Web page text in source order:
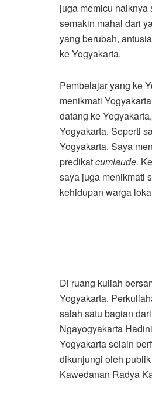
juga memicu
semakin mahal dari
yang berubah,
ke Yogyakarta.
Pembelajar yang ke
menikmati
datang ke
Yogyakarta. Seperti
Yogyakarta. Saya
predikatcumlaude.
saya juga menikmati
kehidupan warga
Di ruang kuliah
Yogyakarta.
salah satu bagian
Ngayogyakarta
Yogyakarta selain
dikunjungi oleh
Kawedanan Radya